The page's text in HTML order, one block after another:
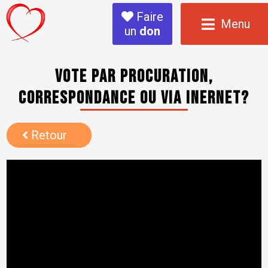
Faire
un don Menu
Vote par procuration,
correspondance ou via inernet?
Retour